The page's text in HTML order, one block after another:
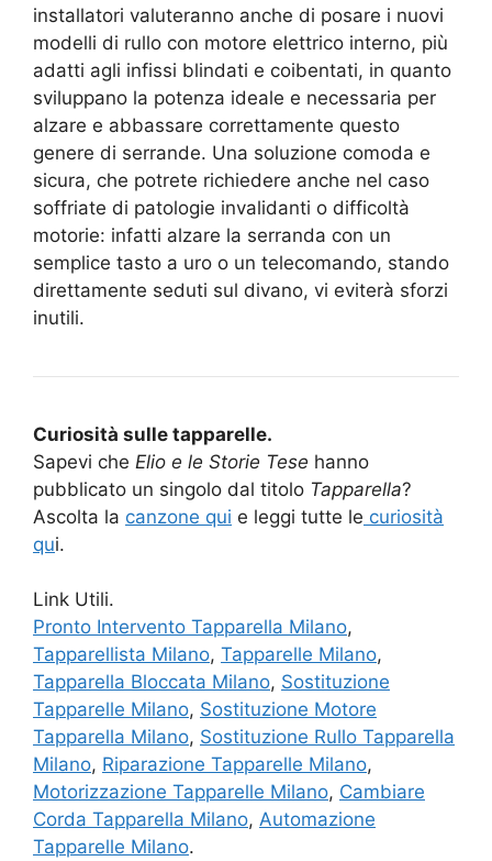
installatori valuteranno anche di posare i nuovi
modelli di rullo con motore elettrico interno, più
adatti agli infissi blindati e coibentati, in quanto
sviluppano la potenza ideale e necessaria per
alzare e abbassare correttamente questo
genere di serrande. Una soluzione comoda e
sicura, che potrete richiedere anche nel caso
soffriate di patologie invalidanti o difficoltà
motorie: infatti alzare la serranda con un
semplice tasto a uro o un telecomando, stando
direttamente seduti sul divano, vi eviterà sforzi
inutili.
Curiosità sulle tapparelle.
Sapevi che Elio e le Storie Tese hanno
pubblicato un singolo dal titolo Tapparella?
Ascolta la canzone qui e leggi tutte le curiosità
qui.
Link Utili.
Pronto Intervento Tapparella Milano,
Tapparellista Milano, Tapparelle Milano,
Tapparella Bloccata Milano, Sostituzione
Tapparelle Milano, Sostituzione Motore
Tapparella Milano, Sostituzione Rullo Tapparella
Milano, Riparazione Tapparelle Milano,
Motorizzazione Tapparelle Milano, Cambiare
Corda Tapparella Milano, Automazione
Tapparelle Milano.